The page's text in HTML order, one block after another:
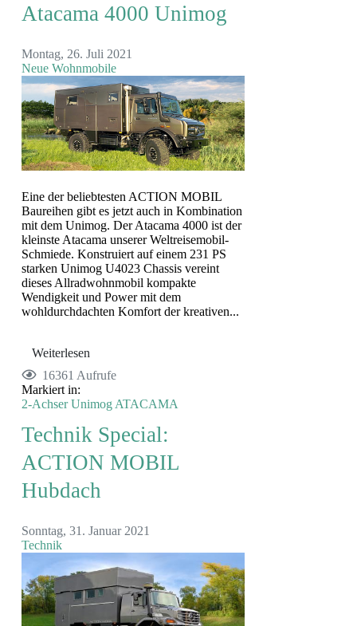
Atacama 4000 Unimog
Montag, 26. Juli 2021
Neue Wohnmobile
Eine der beliebtesten ACTION MOBIL
Baureihen gibt es jetzt auch in Kombination
mit dem Unimog. Der Atacama 4000 ist der
kleinste Atacama unserer Weltreisemobil-
Schmiede. Konstruiert auf einem 231 PS
starken Unimog U4023 Chassis vereint
dieses Allradwohnmobil kompakte
Wendigkeit und Power mit dem
wohldurchdachten Komfort der kreativen...
Weiterlesen
16361 Aufrufe
Markiert in:
2-Achser Unimog ATACAMA
Technik Special:
ACTION MOBIL
Hubdach
Sonntag, 31. Januar 2021
Technik